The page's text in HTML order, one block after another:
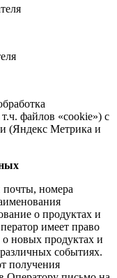
файлов «cookie») с
(Яндекс Метрика и
почты, номера
о продуктах и
имеет право
о новых продуктах и
событиях.
получения